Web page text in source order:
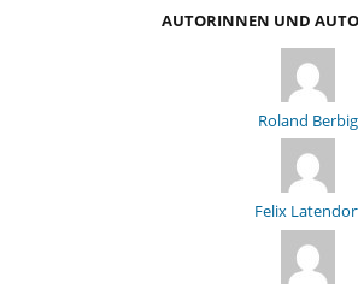
AUTORINNEN UND
Roland Berbig
Felix